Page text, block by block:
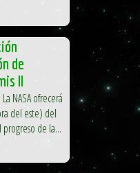
de
II
NASA ofrecerá
del este) del
de la...